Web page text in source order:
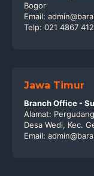
Bogor
Email:
Telp: 021 4867
Jawa Timur
Branch Office -
Alamat:
Desa Wedi, Kec.
Email: